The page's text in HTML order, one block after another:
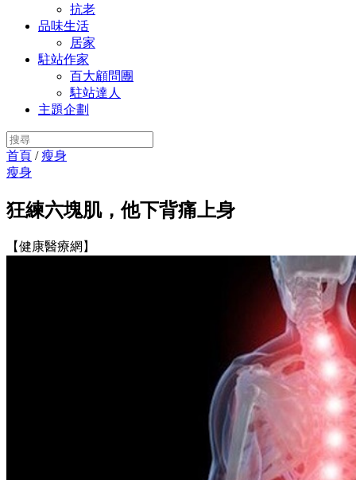
抗老
品味生活
居家
駐站作家
百大顧問團
駐站達人
主題企劃
首頁 /瘦身
瘦身
狂練六塊肌，他下背痛上身
【健康醫療網】